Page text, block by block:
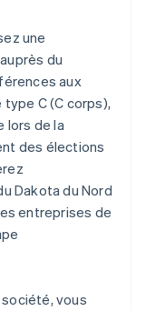
une
auprès du
aux
C (C corps),
lors de la
des élections
Dakota du Nord
entreprises de
vous